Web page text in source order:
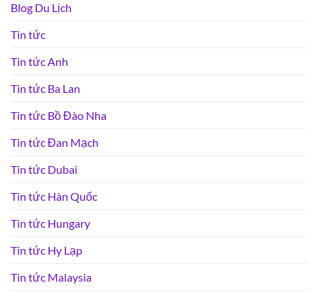
Blog Du Lịch
Tin tức
Tin tức Anh
Tin tức Ba Lan
Tin tức Bồ Đào Nha
Tin tức Đan Mạch
Tin tức Dubai
Tin tức Hàn Quốc
Tin tức Hungary
Tin tức Hy Lạp
Tin tức Malaysia